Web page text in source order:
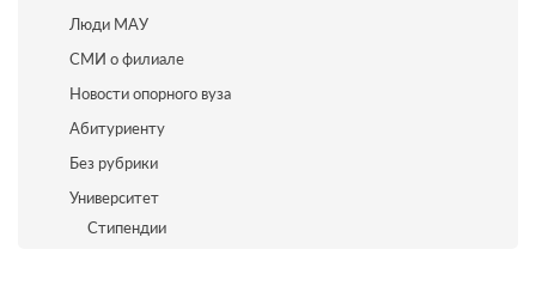
Люди МАУ
СМИ о филиале
Новости опорного вуза
Абитуриенту
Без рубрики
Университет
Стипендии